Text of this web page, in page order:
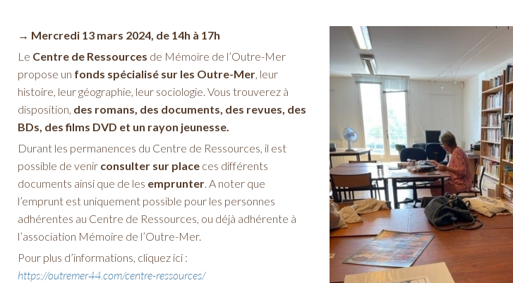
→ Mercredi 13 mars 2024, de 14h à 17h
Le Centre de Ressources de Mémoire de l’Outre-Mer
propose un fonds spécialisé sur les Outre-Mer , leur
histoire, leur géographie, leur sociologie. Vous trouverez à
disposition, des romans, des documents, des revues, des
BDs, des films DVD et un rayon jeunesse.
Durant les permanences du Centre de Ressources, il est
possible de venir consulter sur place ces différents
documents ainsi que de les emprunter . A noter que
l’emprunt est uniquement possible pour les personnes
adhérentes au Centre de Ressources, ou déjà adhérente à
l’association Mémoire de l’Outre-Mer.
Pour plus d’informations, cliquez ici :
https://outremer44.com/centre-ressources/